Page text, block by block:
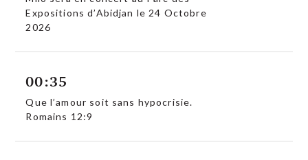
Expositions d’Abidjan le 24 Octobre
2026
00:35
Que l’amour soit sans hypocrisie.
Romains 12:9